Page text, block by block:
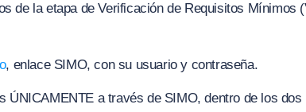
de la etapa de Verificación de Requisitos Mínimos
, enlace SIMO, con su usuario y contraseña.
ÚNICAMENTE a través de SIMO, dentro de los dos